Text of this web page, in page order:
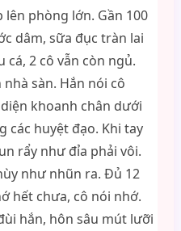
lên phòng lớn. Gần 100
dâm, sữa đục tràn lai
cá, 2 cô vẫn còn ngủ.
sàn. Hắn nói cô
khoanh chân dưới
các huyệt đạo. Khi tay
rẩy như đỉa phải vôi.
như nhũn ra. Đủ 12
hết chưa, cô nói nhớ.
hắn, hôn sâu mút lưỡi